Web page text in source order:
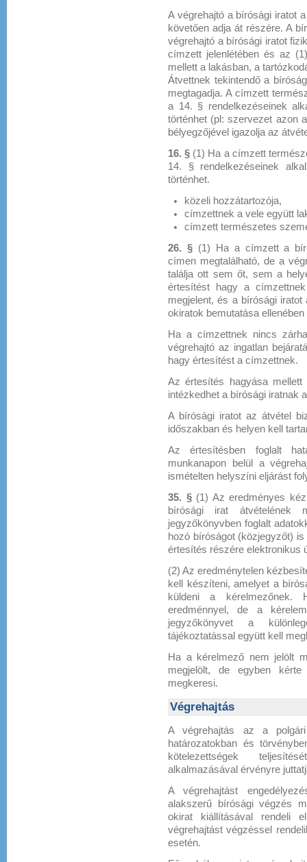
A végrehajtó a bírósági iratot
követően adja át részére. A
végrehajtó a bírósági iratot
címzett jelenlétében és az
mellett a lakásban, a
Átvettnek tekintendő a
megtagadja. A címzett
a 14. § rendelkezéseinek
történhet (pl: szervezet azon
bélyegzőjével igazolja az
16. § (1) Ha a címzett
14. § rendelkezéseinek
történhet.
közeli hozzátartozója,
címzettnek a vele együtt
címzett természetes
26. § (1) Ha a címzett a
címen megtalálható, de a
találja ott sem őt, sem a
értesítést hagy a
megjelent, és a bírósági
okiratok bemutatása
Ha a címzettnek nincs
végrehajtó az ingatlan
hagy értesítést a címzettnek.
Az értesítés hagyása
intézkedhet a bírósági iratnak
A bírósági iratot az átvétel
időszakban és helyen kell
Az értesítésben foglalt
munkanapon belül a
ismételten helyszíni eljárást
35. § (1) Az eredményes
bírósági irat átvételének
jegyzőkönyvben foglalt
hozó bíróságot (közjegyzőt)
értesítés részére elektronikus
(2) Az eredménytelen
kell készíteni, amelyet a
küldeni a
eredménnyel, de a
jegyzőkönyvet a
tájékoztatással együtt kell
Ha a kérelmező nem jelölt
megjelölt, de egyben
megkeresi.
Végrehajtás
A végrehajtás az a
határozatokban és
kötelezettségek
alkalmazásával érvényre
A végrehajtást
alakszerű bírósági végzés
okirat kiállításával rendeli
végrehajtást végzéssel
esetén.